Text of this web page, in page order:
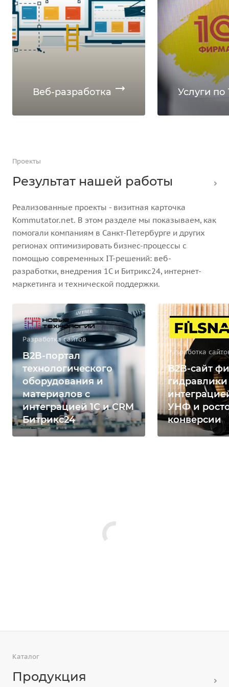
Веб-разработка Услуги по
Проекты
Результат нашей работы
Реализованные проекты - визитная карточка
Kommutator.net. В этом разделе мы показываем, как
помогали компаниям в Санкт-Петербурге и других
регионах оптимизировать бизнес-процессы с
помощью современных IT-решений: веб-
разработки, внедрения 1С и Битрикс24, интернет-
маркетинга и технической поддержки.
Разработка сайтов
B2B-портал
технологического
оборудования и
материалов с
интеграцией 1С и CRM
Битрикс24
Разработка
B2B-сайт
гидравлики
УНФ и
конверсии
Каталог
Продукция